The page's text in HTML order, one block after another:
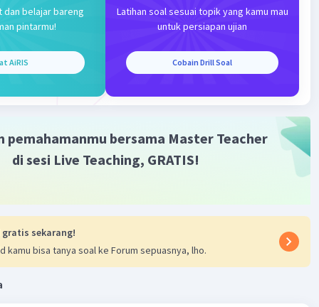
gaya (N)
(m)
(J)
+ 2 as
1/2.at
akhir (m/s)
(m/s2)
dan belajar bareng
pintarmu!
AiRIS
Latihan soal sesuai topik yang kamu mau
untuk persiapan ujian
Cobain Drill Soal
pemahamanmu bersama Master Teacher
di sesi Live Teaching, GRATIS!
gratis sekarang!
kamu bisa tanya soal ke Forum sepuasnya, lho.